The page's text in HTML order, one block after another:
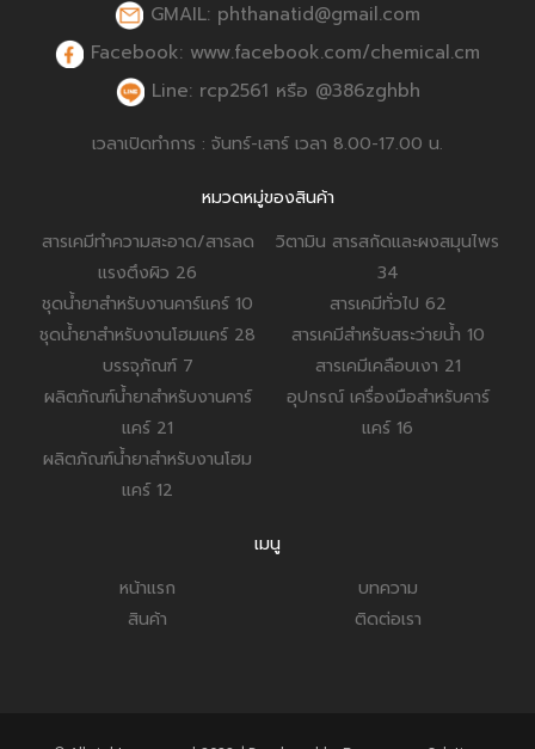
GMAIL: phthanatid@gmail.com
Facebook: www.facebook.com/chemical.cm
Line: rcp2561 หรือ @386zghbh
เวลาเปิดทำการ : จันทร์-เสาร์ เวลา 8.00-17.00 น.
หมวดหมู่ของสินค้า
สารเคมีทำความสะอาด/สารลด
แรงตึงผิว 26
ชุดน้ำยาสำหรับงานคาร์แคร์ 10
ชุดน้ำยาสำหรับงานโฮมแคร์ 28
บรรจุภัณฑ์ 7
ผลิตภัณฑ์น้ำยาสำหรับงานคาร์
แคร์ 21
ผลิตภัณฑ์น้ำยาสำหรับงานโฮม
แคร์ 12
วิตามิน สารสกัดและผงสมุนไพร
34
สารเคมีทั่วไป 62
สารเคมีสำหรับสระว่ายน้ำ 10
สารเคมีเคลือบเงา 21
อุปกรณ์ เครื่องมือสำหรับคาร์
แคร์ 16
เมนู
หน้าแรก
สินค้า
บทความ
ติดต่อเรา